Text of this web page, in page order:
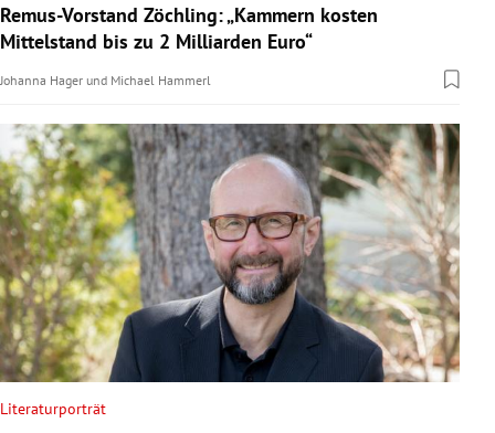
Remus-Vorstand Zöchling: „Kammern kosten
Mittelstand bis zu 2 Milliarden Euro“
Johanna Hager und Michael Hammerl
Literaturporträt